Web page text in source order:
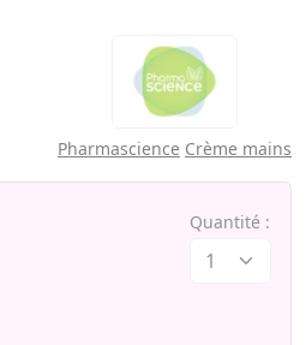
Pharmascience Crème mains
Quantité :